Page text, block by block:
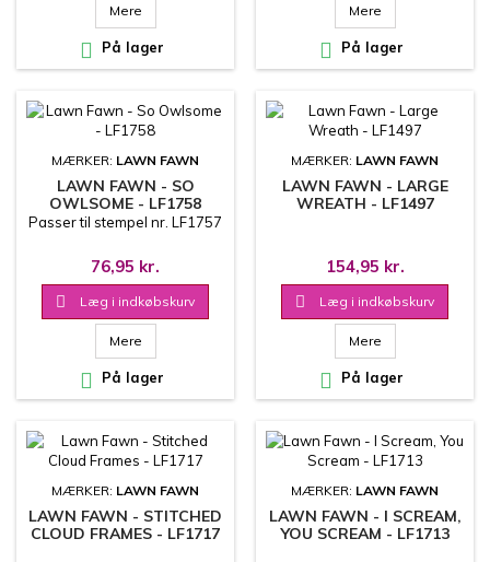
Mere
 På lager
Mere
 På lager
MÆRKER: LAWN FAWN
LAWN FAWN - SO
OWLSOME - LF1758
Passer til stempel nr. LF1757
76,95 kr.
 Læg i indkøbskurv
Mere
 På lager
MÆRKER: LAWN FAWN
LAWN FAWN - LARGE
WREATH - LF1497
154,95 kr.
 Læg i indkøbskurv
Mere
 På lager
MÆRKER: LAWN FAWN
LAWN FAWN - STITCHED
CLOUD FRAMES - LF1717
MÆRKER: LAWN FAWN
LAWN FAWN - I SCREAM,
YOU SCREAM - LF1713